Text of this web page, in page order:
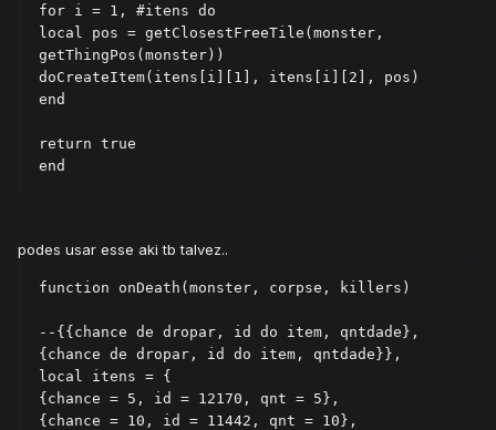
for i = 1, #itens do
local pos = getClosestFreeTile(monster,
getThingPos(monster))
doCreateItem(itens[i][1], itens[i][2], pos)
end
return true
end
podes usar esse aki tb talvez..
function onDeath(monster, corpse, killers)
--{{chance de dropar, id do item, qntdade},
{chance de dropar, id do item, qntdade}},
local itens = {
{chance = 5, id = 12170, qnt = 5},
{chance = 10, id = 11442, qnt = 10},